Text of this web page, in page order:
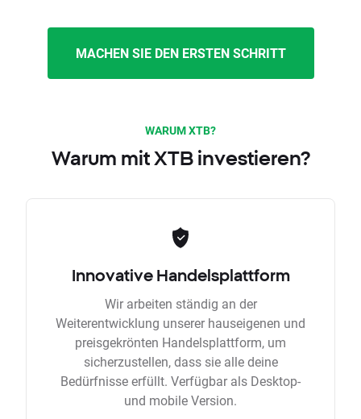
MACHEN SIE DEN ERSTEN SCHRITT
WARUM XTB?
Warum mit XTB investieren?
Innovative Handelsplattform
Wir arbeiten ständig an der
Weiterentwicklung unserer hauseigenen und
preisgekrönten Handelsplattform, um
sicherzustellen, dass sie alle deine
Bedürfnisse erfüllt. Verfügbar als Desktop-
und mobile Version.